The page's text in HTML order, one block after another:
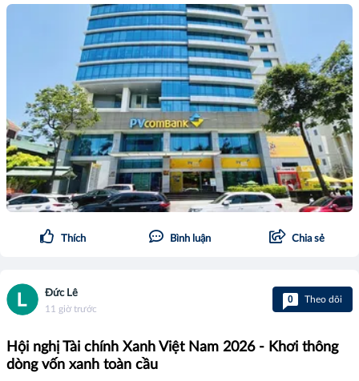
Thích Bình luận Chia sẻ
Đức Lê
11 giờ trước
0 Theo dõi
Hội nghị Tài chính Xanh Việt Nam 2026 - Khơi thông
dòng vốn xanh toàn cầu